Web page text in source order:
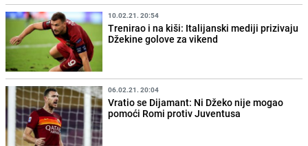
10.02.21. 20:54
Trenirao i na kiši: Italijanski mediji prizivaju
Džekine golove za vikend
06.02.21. 20:04
Vratio se Dijamant: Ni Džeko nije mogao
pomoći Romi protiv Juventusa